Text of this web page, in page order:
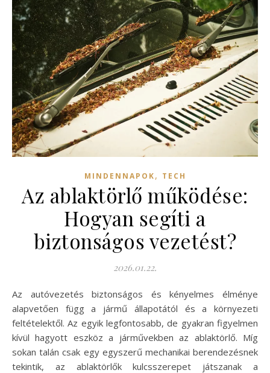
MINDENNAPOK, TECH
Az ablaktörlő működése:
Hogyan segíti a
biztonságos vezetést?
2026.01.22.
Az autóvezetés biztonságos és kényelmes élménye
alapvetően függ a jármű állapotától és a környezeti
feltételektől. Az egyik legfontosabb, de gyakran figyelmen
kívül hagyott eszköz a járművekben az ablaktörlő. Míg
sokan talán csak egy egyszerű mechanikai berendezésnek
tekintik, az ablaktörlők kulcsszerepet játszanak a